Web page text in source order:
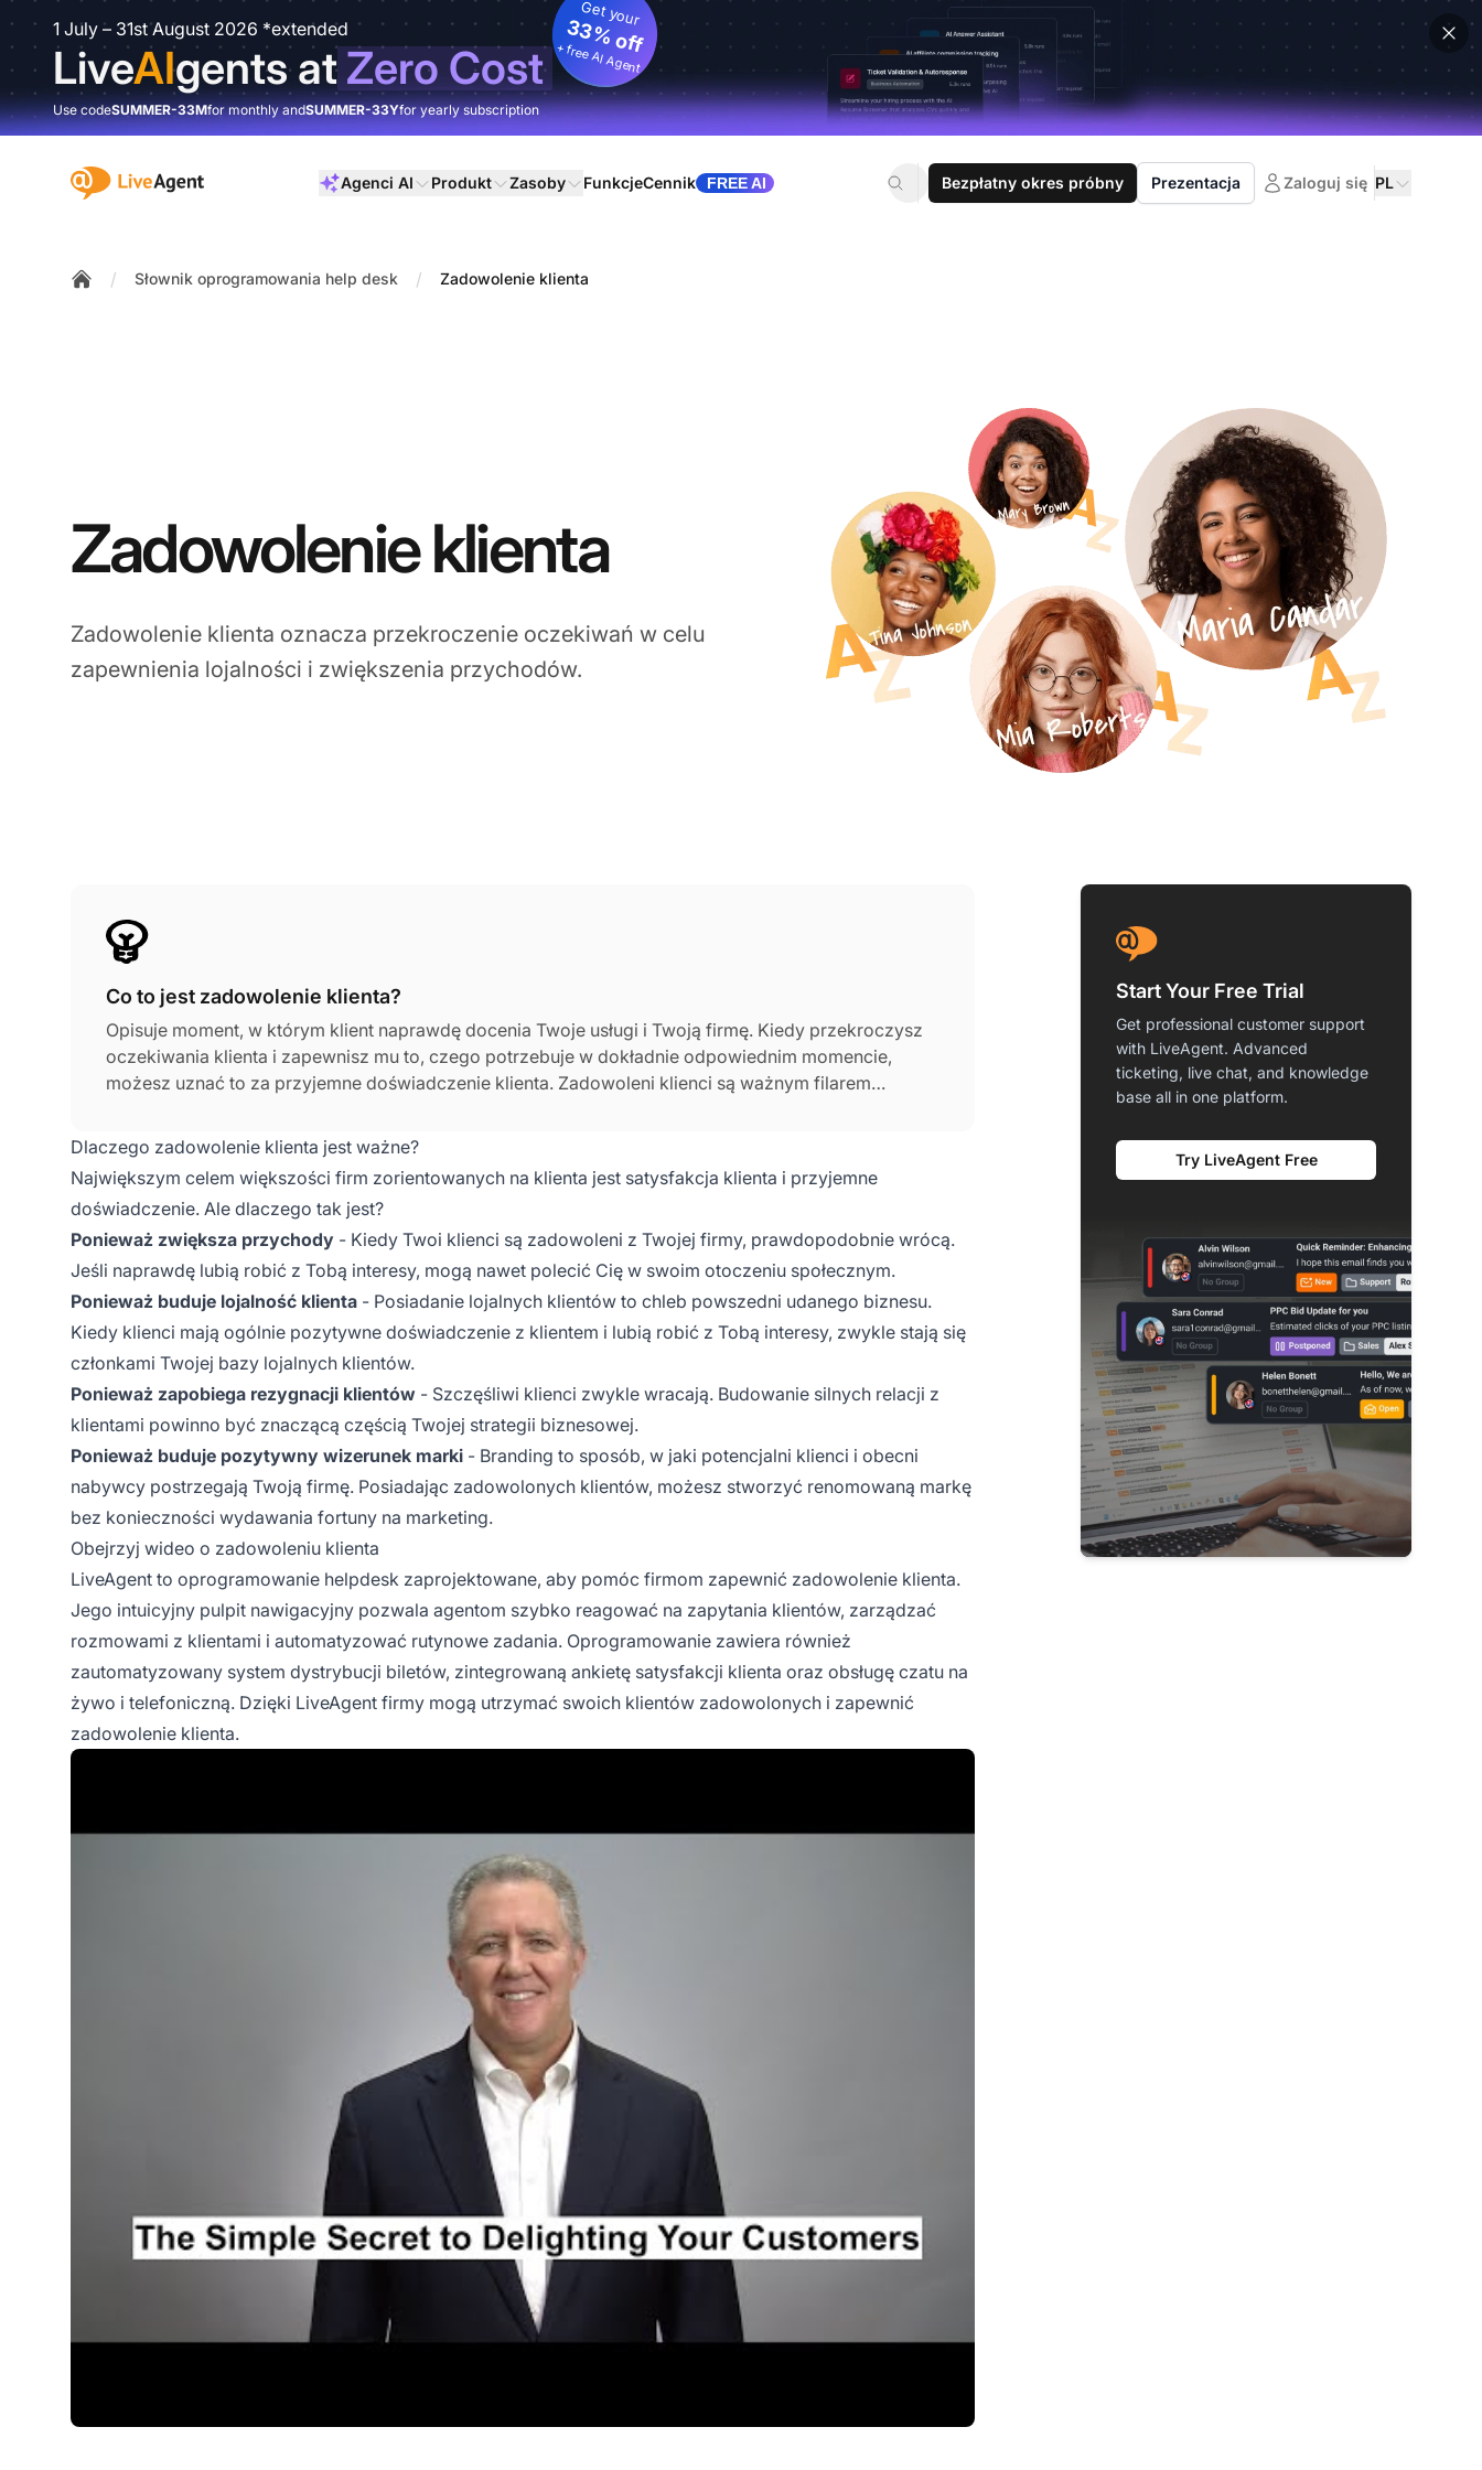
1 July – 31st August 2026 *extended
LiveAIgents atZero Cost
Get your
33% off
+ free AI Agent
Use codeSUMMER-33Mfor monthly andSUMMER-33Yfor yearly subscription
:site.title Agenci AI Produkt Zasoby FunkcjeCennik FREE AI Bezpłatny okres próbny Prezentacja Zaloguj się PL
/ Słownik oprogramowania help desk / Zadowolenie klienta
Zadowolenie klienta
Zadowolenie klienta oznacza przekroczenie oczekiwań w celu
zapewnienia lojalności i zwiększenia przychodów.
Co to jest zadowolenie klienta?
Opisuje moment, w którym klient naprawdę docenia Twoje usługi i Twoją firmę. Kiedy przekroczysz
oczekiwania klienta i zapewnisz mu to, czego potrzebuje w dokładnie odpowiednim momencie,
możesz uznać to za przyjemne doświadczenie klienta. Zadowoleni klienci są ważnym filarem
i obecnych klientów jest konieczne.
Dlaczego zadowolenie klienta jest ważne?
Największym celem większości firm zorientowanych na klienta jest satysfakcja klienta i przyjemne
doświadczenie. Ale dlaczego tak jest?
Ponieważ zwiększa przychody - Kiedy Twoi klienci są zadowoleni z Twojej firmy, prawdopodobnie wrócą.
Jeśli naprawdę lubią robić z Tobą interesy, mogą nawet polecić Cię w swoim otoczeniu społecznym.
Ponieważ buduje lojalność klienta - Posiadanie lojalnych klientów to chleb powszedni udanego biznesu.
Kiedy klienci mają ogólnie pozytywne doświadczenie z klientem i lubią robić z Tobą interesy, zwykle stają się
członkami Twojej bazy lojalnych klientów.
Ponieważ zapobiega rezygnacji klientów - Szczęśliwi klienci zwykle wracają. Budowanie silnych relacji z
klientami powinno być znaczącą częścią Twojej strategii biznesowej.
Ponieważ buduje pozytywny wizerunek marki - Branding to sposób, w jaki potencjalni klienci i obecni
nabywcy postrzegają Twoją firmę. Posiadając zadowolonych klientów, możesz stworzyć renomowaną markę
bez konieczności wydawania fortuny na marketing.
Obejrzyj wideo o zadowoleniu klienta
LiveAgent to oprogramowanie helpdesk zaprojektowane, aby pomóc firmom zapewnić zadowolenie klienta.
Jego intuicyjny pulpit nawigacyjny pozwala agentom szybko reagować na zapytania klientów, zarządzać
rozmowami z klientami i automatyzować rutynowe zadania. Oprogramowanie zawiera również
zautomatyzowany system dystrybucji biletów, zintegrowaną ankietę satysfakcji klienta oraz obsługę czatu na
żywo i telefoniczną. Dzięki LiveAgent firmy mogą utrzymać swoich klientów zadowolonych i zapewnić
zadowolenie klienta.
Start Your Free Trial
Get professional customer support
with LiveAgent. Advanced
ticketing, live chat, and knowledge
base all in one platform.
Try LiveAgent Free